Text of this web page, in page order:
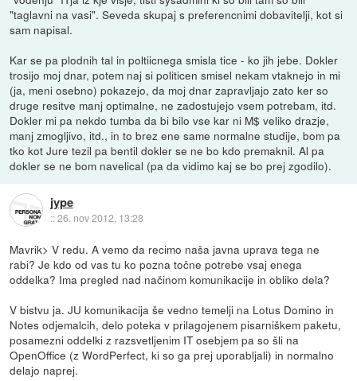
"taglavni na vasi". Seveda skupaj s preferencnimi dobavitelji, kot si
sam napisal.
Kar se pa plodnih tal in poltiicnega smisla tice - ko jih jebe. Dokler
trosijo moj dnar, potem naj si politicen smisel nekam vtaknejo in mi
(ja, meni osebno) pokazejo, da moj dnar zapravljajo zato ker so
druge resitve manj optimalne, ne zadostujejo vsem potrebam, itd.
Dokler mi pa nekdo tumba da bi bilo vse kar ni M$ veliko drazje,
manj zmogljivo, itd., in to brez ene same normalne studije, bom pa
tko kot Jure tezil pa bentil dokler se ne bo kdo premaknil. Al pa
dokler se ne bom navelical (pa da vidimo kaj se bo prej zgodilo).
jype
::26. nov 2012, 13:28
Mavrik> V redu. A vemo da recimo naša javna uprava tega ne
rabi? Je kdo od vas tu ko pozna točne potrebe vsaj enega
oddelka? Ima pregled nad načinom komunikacije in obliko dela?
V bistvu ja. JU komunikacija še vedno temelji na Lotus Domino in
Notes odjemalcih, delo poteka v prilagojenem pisarniškem paketu,
posamezni oddelki z razsvetljenim IT osebjem pa so šli na
OpenOffice (z WordPerfect, ki so ga prej uporabljali) in normalno
delajo naprej.